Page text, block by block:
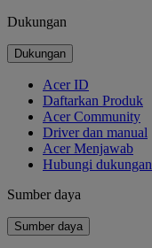
Dukungan
Dukungan
Acer ID
Daftarkan Produk
Acer Community
Driver dan manual
Acer Menjawab
Hubungi dukungan
Sumber daya
Sumber daya